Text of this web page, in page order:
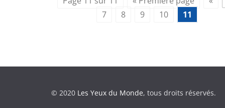
7
8 9 10 11
© 2020 Les Yeux du Monde, tous droits réservés.